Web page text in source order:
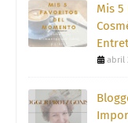
Mis
abril